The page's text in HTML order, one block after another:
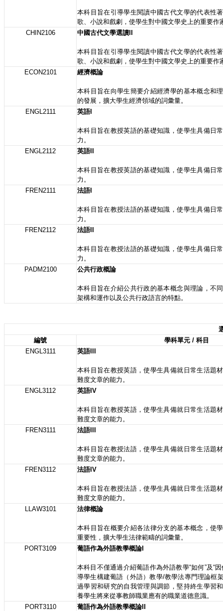
本科目旨在引導學生閱讀中國古代文學的代表性
歌、小說和戲劇，使學生對中國文學史上的重要作
CHIN2106
中國古代文學選讀II
本科目旨在引導學生閱讀中國古代文學的代表性
歌、小說和戲劇，使學生對中國文學史上的重要作
ECON2101
經濟概論
本科目旨在向學生簡要介紹經濟學的基本概念和
的發展，擴大學生經濟領域的詞彙量。
ENGL2111
英語I
本科目旨在教授英語的基礎知識，使學生具備日
力。
ENGL2112
英語II
本科目旨在教授英語的基礎知識，使學生具備日
力。
FREN2111
法語I
本科目旨在教授法語的基礎知識，使學生具備日
力。
FREN2112
法語II
本科目旨在教授法語的基礎知識，使學生具備日
力。
PADM2100
公共行政概論
本科目旨在介紹公共行政的基本概念與理論，不
架構和運作以及公共行政語言的特點。
編號
學科單元 / 科目
ENGL3111
英語III
本科目旨在教授英語，使學生具備就日常生活題
難度文章的能力。
ENGL3112
英語IV
本科目旨在教授英語，使學生具備就日常生活題
難度文章的能力。
FREN3111
法語III
本科目旨在教授法語，使學生具備就日常生活題
難度文章的能力。
FREN3112
法語IV
本科目旨在教授法語，使學生具備就日常生活題
難度文章的能力。
LLAW3101
法律概論
本科目旨在概要介紹各法律分支的基本概念，使
重要性，擴大學生法律範疇的詞彙量。
PORT3109
葡語作為外語教學概論I
本科目不僅通過介紹葡語作為外語教學“如何”及“
導學生構建葡語（外語）教學/教學法專門理論框
過學習和研究的自我管理與調節，堅持終生學習
養學生將來從事教師職業應有的職業道德意識。
PORT3110
葡語作為外語教學概論II